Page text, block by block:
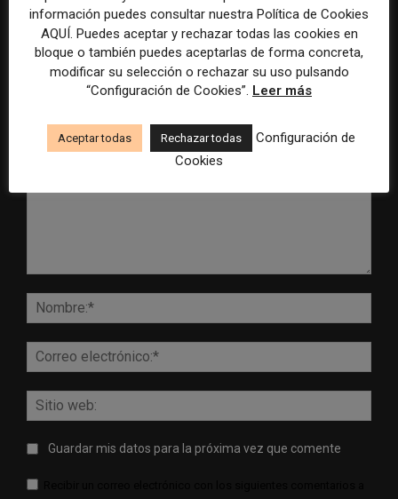
Guardar mis datos para la próxima vez que comente
información puedes consultar nuestra Política de Cookies
AQUÍ. Puedes aceptar y rechazar todas las cookies en
bloque o también puedes aceptarlas de forma concreta,
modificar su selección o rechazar su uso pulsando
“Configuración de Cookies”. Leer más
Aceptar todas Rechazar todas
Configuración de
Cookies